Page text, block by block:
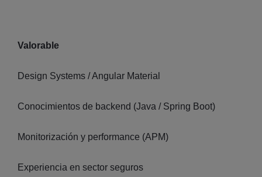
Valorable
Design Systems / Angular Material
Conocimientos de backend (Java / Spring Boot)
Monitorización y performance (APM)
Experiencia en sector seguros